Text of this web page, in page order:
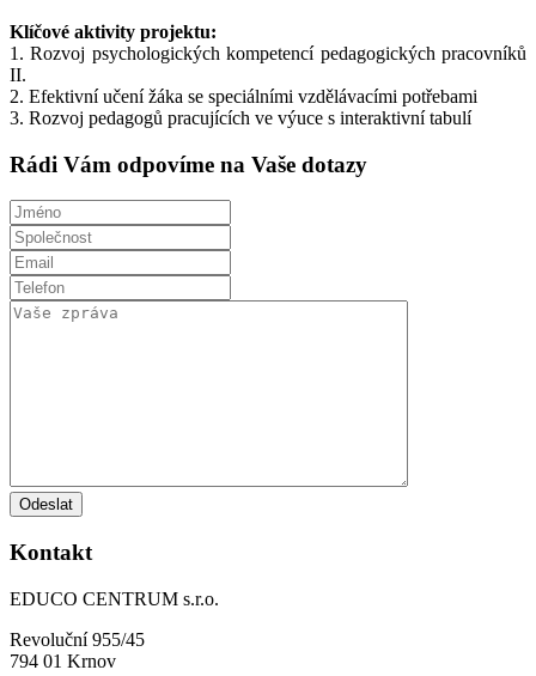
Klíčové aktivity projektu:
1. Rozvoj psychologických kompetencí pedagogických pracovníků
II.
2. Efektivní učení žáka se speciálními vzdělávacími potřebami
3. Rozvoj pedagogů pracujících ve výuce s interaktivní tabulí
Rádi Vám odpovíme na Vaše dotazy
Kontakt
EDUCO CENTRUM s.r.o.
Revoluční 955/45
794 01 Krnov